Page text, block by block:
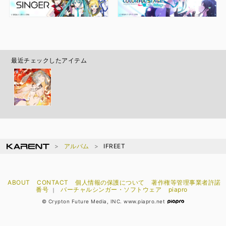
最近チェックしたアイテム
アルバム IFREET
ABOUT CONTACT 個人情報の保護について
著作権等管理事業者許諾
番号
｜ バーチャルシンガー・ソフトウェア piapro
© Crypton Future Media, INC. www.piapro.net